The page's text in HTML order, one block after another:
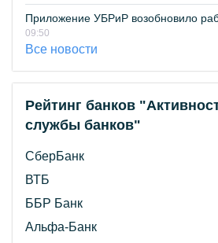
Приложение УБРиР возобновило
09:50
Все новости
Рейтинг банков
службы банков"
СберБанк
ВТБ
ББР Банк
Альфа-Банк